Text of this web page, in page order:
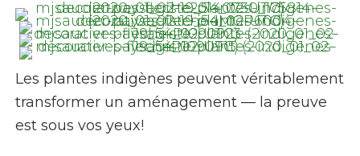
Les plantes indigènes peuvent véritablement
transformer un aménagement — la preuve
est sous vos yeux!